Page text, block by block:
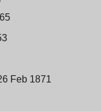
Feb 1871